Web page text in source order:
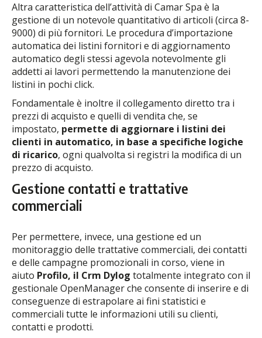
Altra caratteristica dell’attività di Camar Spa è la
gestione di un notevole quantitativo di articoli (circa 8-
9000) di più fornitori. Le procedura d’importazione
automatica dei listini fornitori e di aggiornamento
automatico degli stessi agevola notevolmente gli
addetti ai lavori permettendo la manutenzione dei
listini in pochi click.
Fondamentale è inoltre il collegamento diretto tra i
prezzi di acquisto e quelli di vendita che, se
impostato, permette di aggiornare i listini dei
clienti in automatico, in base a specifiche logiche
di ricarico, ogni qualvolta si registri la modifica di un
prezzo di acquisto.
Gestione contatti e trattative
commerciali
Per permettere, invece, una gestione ed un
monitoraggio delle trattative commerciali, dei contatti
e delle campagne promozionali in corso, viene in
aiuto Profilo, il Crm Dylog totalmente integrato con il
gestionale OpenManager che consente di inserire e di
conseguenze di estrapolare ai fini statistici e
commerciali tutte le informazioni utili su clienti,
contatti e prodotti.